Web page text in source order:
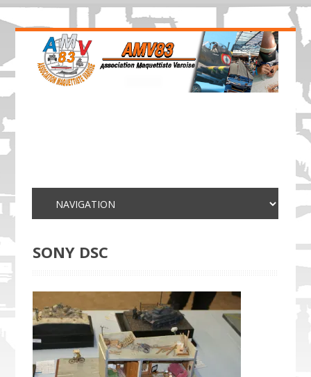
SONY DSC